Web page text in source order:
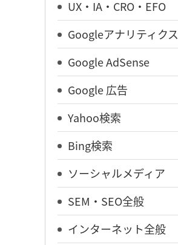
UX・IA・CRO・EFO
Googleアナリティクス
Google AdSense
Google 広告
Yahoo検索
Bing検索
ソーシャルメディア
SEM・SEO全般
インターネット全般